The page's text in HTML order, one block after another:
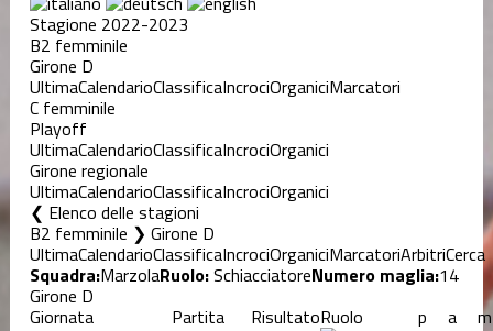
Stagione 2022-2023
B2 femminile
Girone D
UltimaCalendarioClassificaIncrociOrganiciMarcatori
C femminile
Playoff
UltimaCalendarioClassificaIncrociOrganici
Girone regionale
UltimaCalendarioClassificaIncrociOrganici
Elenco delle stagioni
B2 femminile ❯ Girone D
UltimaCalendarioClassificaIncrociOrganiciMarcatoriArbitriCerca
Squadra:MarzolaRuolo:SchiacciatoreNumero maglia:14
Girone D
Giornata Partita RisultatoRuolo p a
m